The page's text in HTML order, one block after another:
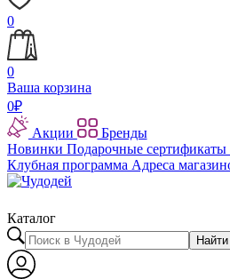
0
0
Ваша корзина
0₽
Акции
Бренды
Новинки Подарочные сертификаты
Клубная программа Адреса
Каталог
Найти